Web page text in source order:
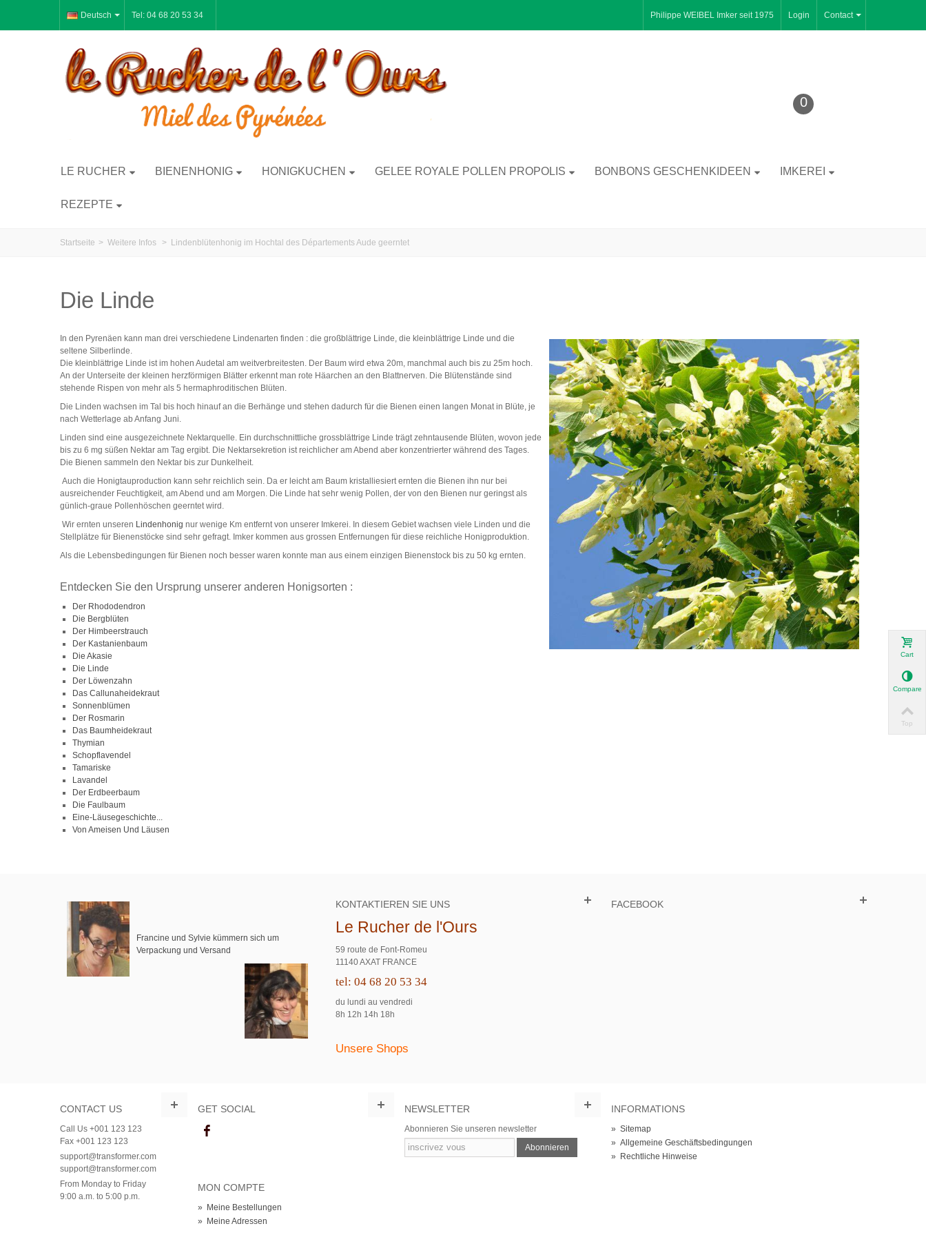
Deutsch Contact
Tel: 04 68 20 53 34 Philippe WEIBEL Imker seit 1975 Login
0
LE RUCHER BIENENHONIG HONIGKUCHEN GELEE ROYALE POLLEN PROPOLIS BONBONS GESCHENKIDEEN IMKEREI
REZEPTE
Startseite > Weitere Infos > Lindenblütenhonig im Hochtal des Départements Aude geerntet
Die Linde
In den Pyrenäen kann man drei verschiedene Lindenarten finden : die großblättrige Linde, die kleinblättrige Linde und die
seltene Silberlinde.
Die kleinblättrige Linde ist im hohen Audetal am weitverbreitesten. Der Baum wird etwa 20m, manchmal auch bis zu 25m hoch.
An der Unterseite der kleinen herzförmigen Blätter erkennt man rote Häarchen an den Blattnerven. Die Blütenstände sind
stehende Rispen von mehr als 5 hermaphroditischen Blüten.
Die Linden wachsen im Tal bis hoch hinauf an die Berhänge und stehen dadurch für die Bienen einen langen Monat in Blüte, je
nach Wetterlage ab Anfang Juni.
Linden sind eine ausgezeichnete Nektarquelle. Ein durchschnittliche grossblättrige Linde trägt zehntausende Blüten, wovon jede
bis zu 6 mg süßen Nektar am Tag ergibt. Die Nektarsekretion ist reichlicher am Abend aber konzentrierter während des Tages.
Die Bienen sammeln den Nektar bis zur Dunkelheit.
Auch die Honigtauproduction kann sehr reichlich sein. Da er leicht am Baum kristalliesiert ernten die Bienen ihn nur bei
ausreichender Feuchtigkeit, am Abend und am Morgen. Die Linde hat sehr wenig Pollen, der von den Bienen nur geringst als
günlich-graue Pollenhöschen geerntet wird.
Wir ernten unseren Lindenhonig nur wenige Km entfernt von unserer Imkerei. In diesem Gebiet wachsen viele Linden und die
Stellplätze für Bienenstöcke sind sehr gefragt. Imker kommen aus grossen Entfernungen für diese reichliche Honigproduktion.
Als die Lebensbedingungen für Bienen noch besser waren konnte man aus einem einzigen Bienenstock bis zu 50 kg ernten.
Entdecken Sie den Ursprung unserer anderen Honigsorten :
Der Rhododendron
Die Bergblüten
Der Himbeerstrauch
Der Kastanienbaum
Die Akasie
Die Linde
Der Löwenzahn
Das Callunaheidekraut
Sonnenblümen
Der Rosmarin
Das Baumheidekraut
Thymian
Schopflavendel
Tamariske
Lavandel
Der Erdbeerbaum
Die Faulbaum
Eine-Läusegeschichte...
Von Ameisen Und Läusen
Francine und Sylvie kümmern sich um
Verpackung und Versand
KONTAKTIEREN SIE UNS
Le Rucher de l'Ours
59 route de Font-Romeu
11140 AXAT FRANCE
tel: 04 68 20 53 34
du lundi au vendredi
8h 12h 14h 18h
Unsere Shops
FACEBOOK
CONTACT US
Call Us +001 123 123
Fax +001 123 123
support@transformer.com
support@transformer.com
From Monday to Friday
9:00 a.m. to 5:00 p.m.
GET SOCIAL NEWSLETTER
Abonnieren Sie unseren newsletter
Abonnieren
INFORMATIONS
» Sitemap
» Allgemeine Geschäftsbedingungen
» Rechtliche Hinweise
MON COMPTE
» Meine Bestellungen
» Meine Adressen
Cart
Compare
Top